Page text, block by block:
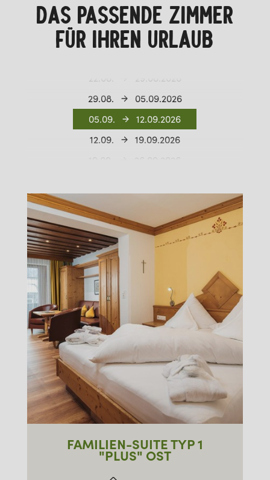
DAS PASSENDE ZIMMER
FÜR IHREN URLAUB
08.08.
15.08.2026
22.08.
29.08.2026
29.08.
05.09.2026
05.09.
12.09.2026
12.09.
19.09.2026
FAMILIEN-SUITE TYP 1
"PLUS" OST